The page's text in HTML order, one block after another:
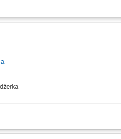
o sprawdzony model biznesowy.
o sprawdzony model biznesowy.